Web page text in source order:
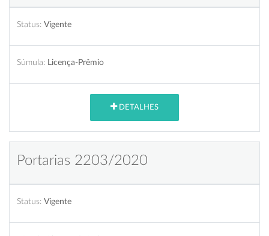
Status: Vigente
Súmula: Licença-Prêmio
DETALHES
Portarias 2203/2020
Status: Vigente